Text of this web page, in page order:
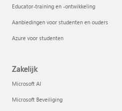
Educator-training en -ontwikkeling
Aanbiedingen voor studenten en ouders
Azure voor studenten
Zakelijk
Microsoft AI
Microsoft Beveiliging